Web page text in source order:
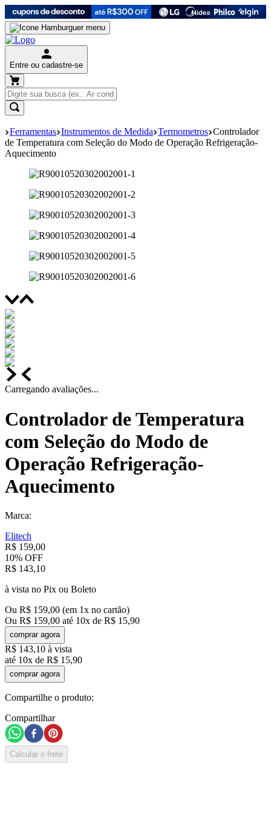
Entre ou cadastre-se
Ferramentas Instrumentos de Medida Termometros Controlador
de Temperatura com Seleção do Modo de Operação Refrigeração-
Aquecimento
Carregando avaliações...
Controlador de Temperatura
com Seleção do Modo de
Operação Refrigeração-
Aquecimento
Marca:
Elitech
R$ 159,00
10% OFF
R$ 143,10
à vista no Pix ou Boleto
Ou R$ 159,00 (em 1x no cartão)
Ou R$ 159,00 até 10x de R$ 15,90
comprar agora
R$ 143,10 à vista
até 10x de R$ 15,90
comprar agora
Compartilhe o produto:
Compartilhar
Calcular o frete